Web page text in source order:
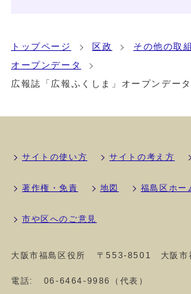
トップページ 区政
その他の取組
オープンデータ
広報誌「広報ふくしま」オープンデータ
サイトの使い方 サイトの考え方
著作権・免責 地図 福島区ホー
市や区へのご意見
大阪市福島区役所 〒553-8501 大阪市
電話: 06-6464-9986（代表）